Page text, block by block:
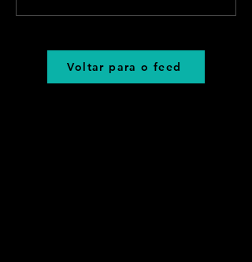
Voltar para o feed